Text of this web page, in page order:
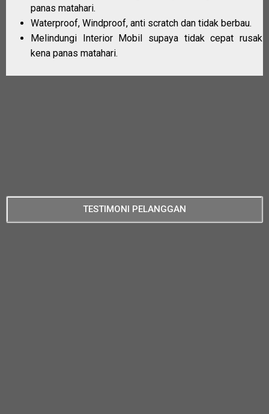
panas matahari.
Waterproof, Windproof, anti scratch dan tidak berbau.
Melindungi Interior Mobil supaya tidak cepat rusak
kena panas matahari.
TESTIMONI PELANGGAN